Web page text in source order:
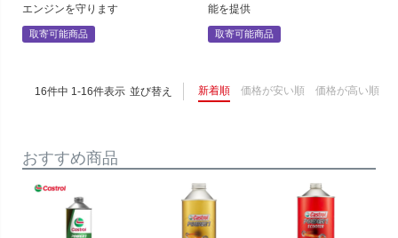
エンジンを守ります
取寄可能商品
能を提供
取寄可能商品
並び替え 新着順 価格が安い順 価格が高い順
16件中 1 -16件表示
おすすめ商品